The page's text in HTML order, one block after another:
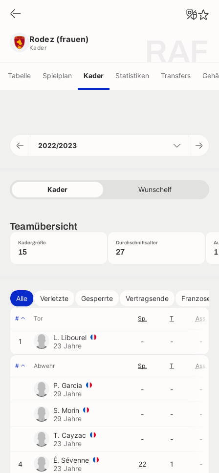
Rodez (frauen)
Kader
Tabelle Spielplan Kader Statistiken Transfers
2022/2023
Kader Wunschelf
Teamübersicht
Kadergröße
15
Durchschnittsalter
27
Alle Verletzte Gesperrte Vertragsende Franzose
# Tor Sp. T Ass.
1
L. Libourel
23 Jahre
- - -
# Abwehr Sp. T Ass.
P. Garcia
29 Jahre
- - -
S. Morin
29 Jahre
- - -
T. Cayzac
23 Jahre
- - -
4
É. Sévenne
23 Jahre
22 1 -